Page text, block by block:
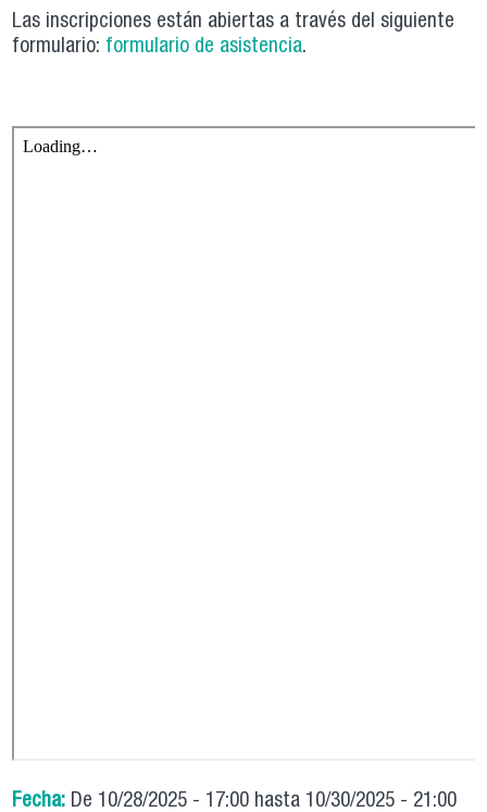
Las inscripciones están abiertas a través del siguiente
formulario: formulario de asistencia.
Fecha: De 10/28/2025 - 17:00 hasta 10/30/2025 - 21:00